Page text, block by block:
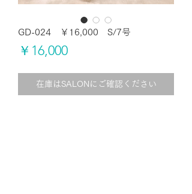
GD-024 ￥16,000 S/7号
￥16,000価
在庫はSALONにご確認ください